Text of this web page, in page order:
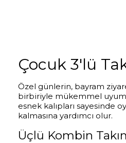
Çocuk 3'lü
Özel günlerin, bayram
birbiriyle mükemmel uyum
esnek kalıpları sayesinde
kalmasına yardımcı olur.
Üçlü Kombin